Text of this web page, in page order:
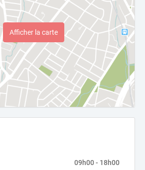
Afficher la carte
09h00 - 18h00